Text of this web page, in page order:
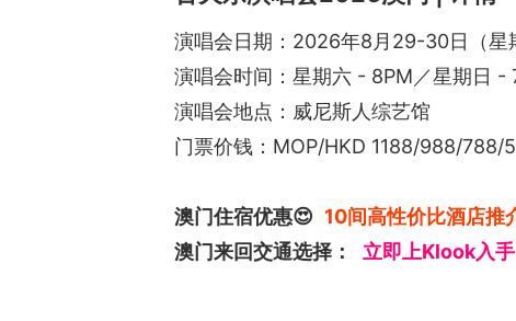
演唱会日期：2026年8月29-30日（星
演唱会时间：星期六 - 8PM／星期日 -
演唱会地点：威尼斯人综艺馆
门票价钱：MOP/HKD 1188/988/788/
澳门住宿优惠😍 10间高性价比酒店推
澳门来回交通选择：
立即上Klook入